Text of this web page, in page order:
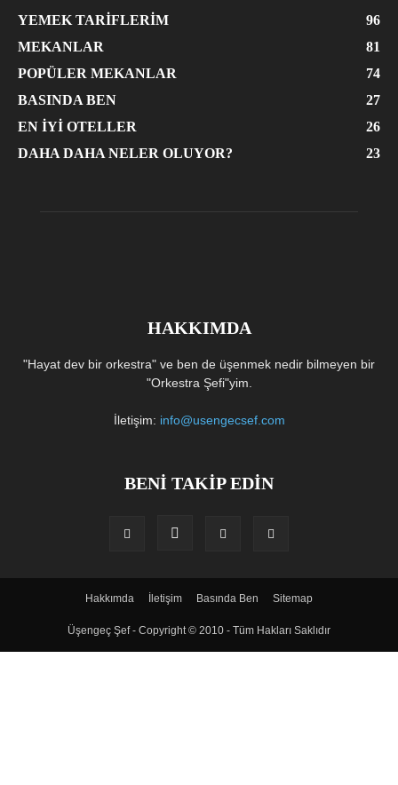
YEMEK TARIFLERIM
96
MEKANLAR
81
POPÜLER MEKANLAR
74
BASINDA BEN
27
EN İYI OTELLER
26
DAHA DAHA NELER OLUYOR?
23
HAKKIMDA
"Hayat dev bir orkestra" ve ben de üşenmek nedir bilmeyen bir
"Orkestra Şefi"yim.
İletişim: info@usengecsef.com
BENİ TAKİP EDİN
Hakkımda İletişim Basında Ben Sitemap
Üşengeç Şef - Copyright © 2010 - Tüm Hakları Saklıdır